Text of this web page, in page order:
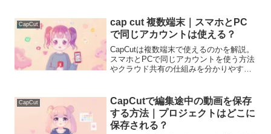
CapCut
cap cut 複数端末｜スマホとPC
で同じアカウントは使える？
CapCutは複数端末で使えるのかを解説。
スマホとPCで同じアカウントを使う方法
やクラウド共有の仕組みを分かりやすく
CapCut
CapCutで編集途中の動画を保存
する方法｜プロジェクトはどこに
保存される？